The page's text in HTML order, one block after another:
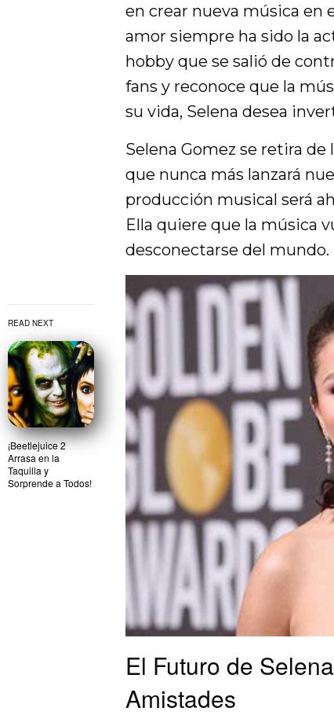
READ NEXT
¡Beetlejuice 2
Arrasa en la
Taquilla y
Sorprende a Todos!
en crear nueva música en
amor siempre ha sido la
hobby que se salió de
fans y reconoce que la
su vida, Selena desea
Selena Gomez se retira
que nunca más lanzará
producción musical será
Ella quiere que la música
desconectarse del mundo.
El Futuro de
Amistades